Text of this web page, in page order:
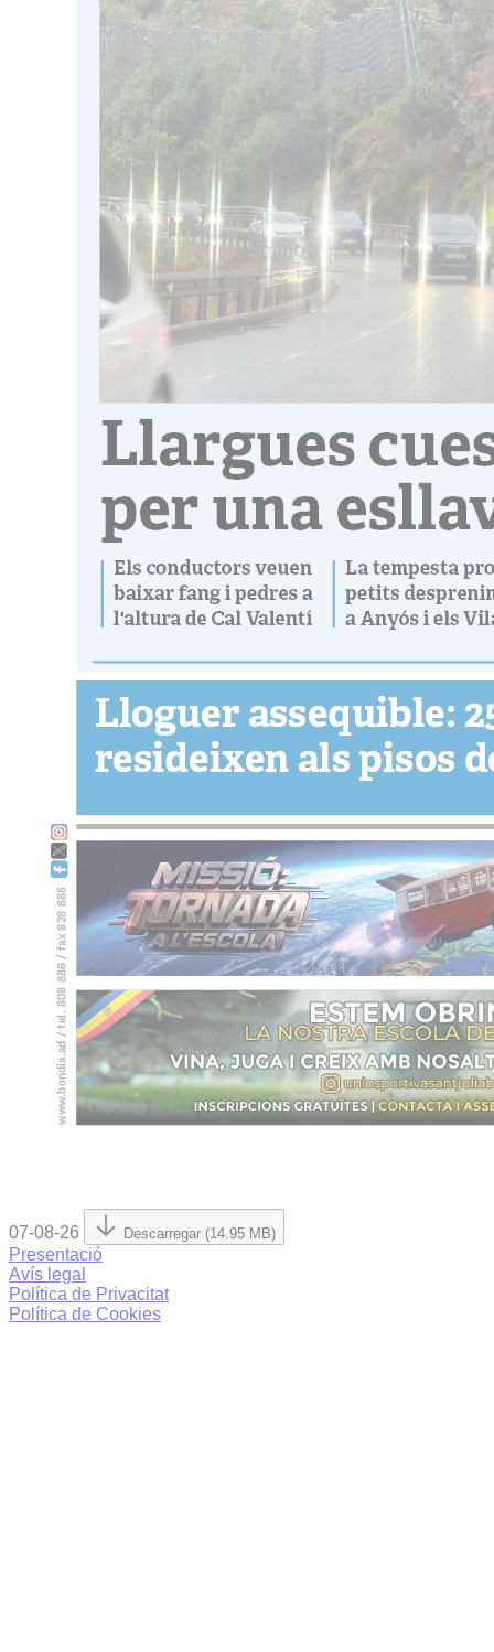
07-08-26 Descarregar (14.95 MB)
Presentació
Avís legal
Política de Privacitat
Política de Cookies